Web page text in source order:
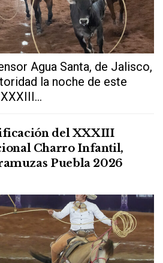
Agua Santa, de Jalisco,
la noche de este
del XXXIII
Charro Infantil,
Puebla 2026